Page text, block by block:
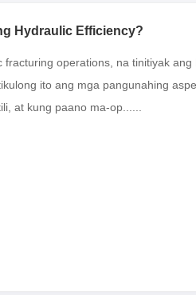
Hydraulic Efficiency?
operations, na tinitiyak
ito ang mga pangunahing
at kung paano ma-op......